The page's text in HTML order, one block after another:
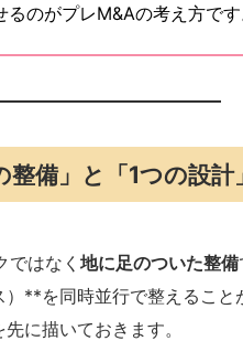
るのがプレM&Aの考え方です
備」と「1つの設計
はなく 地に足のついた整備
**を同時並行で整えること
に描いておきます。